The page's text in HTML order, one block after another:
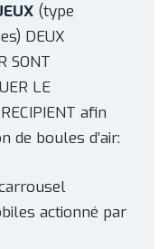
(type
DEUX
SONT
LE
afin
de boules d’air:
actionné par